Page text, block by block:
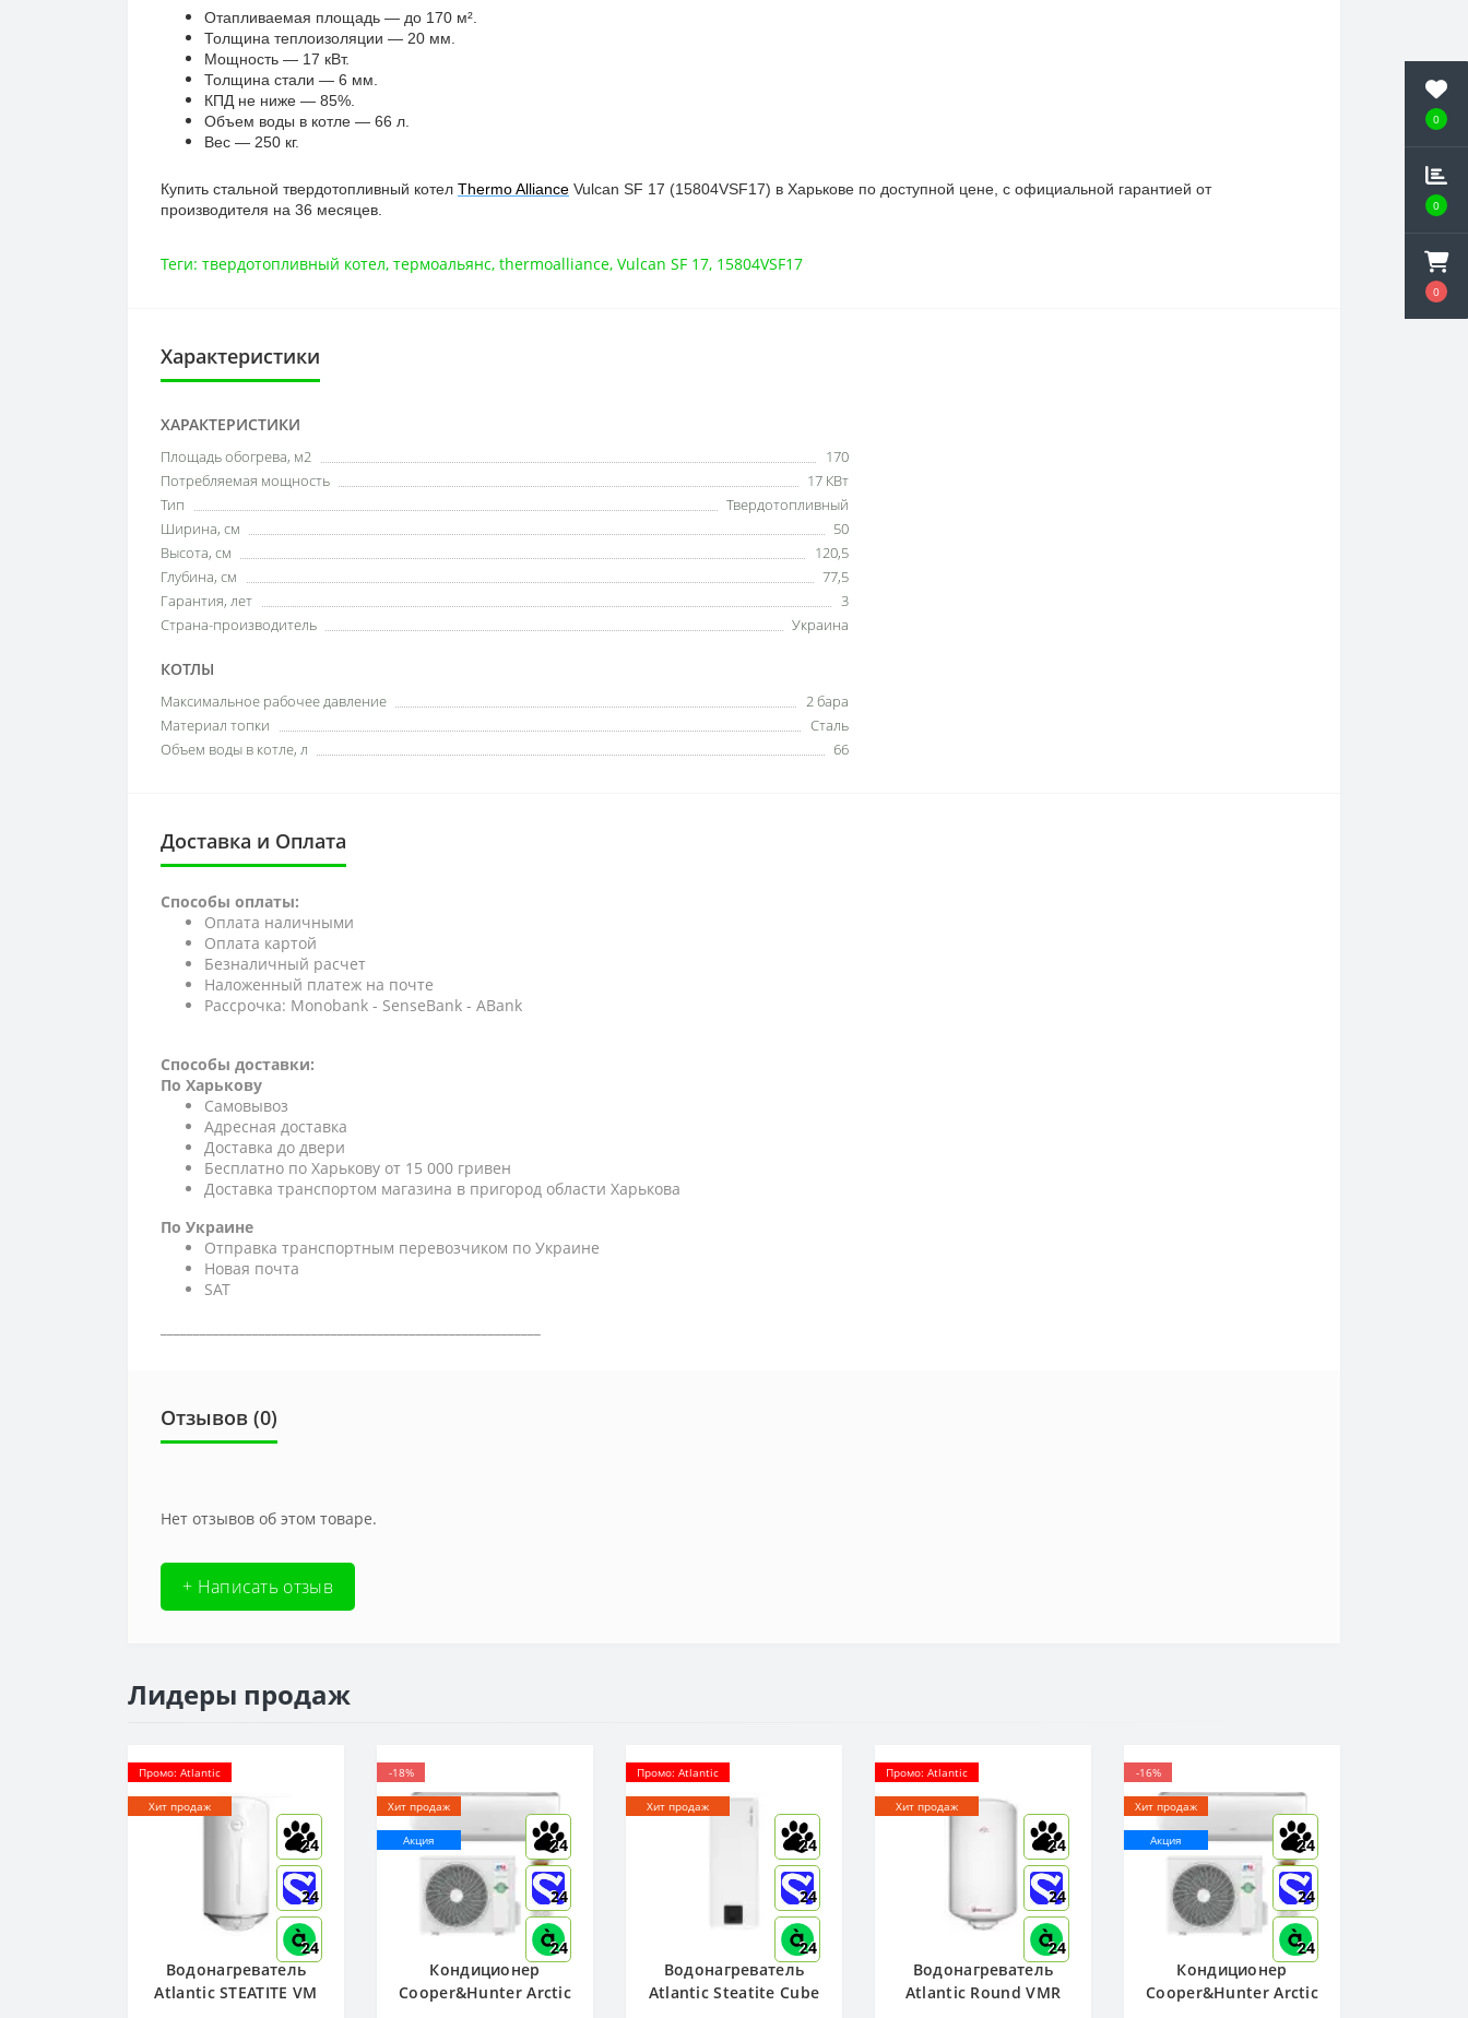
0
0
0
Отапливаемая площадь — до 170 м².
Толщина теплоизоляции — 20 мм.
Мощность — 17 кВт.
Толщина стали — 6 мм.
КПД не ниже — 85%.
Объем воды в котле — 66 л.
Вес — 250 кг.
Купить стальной твердотопливный котел Thermo Alliance Vulcan SF 17 (15804VSF17) в Харькове по доступной цене, с официальной гарантией от
производителя на 36 месяцев.
Теги: твердотопливный котел, термоальянс, thermoalliance, Vulcan SF 17, 15804VSF17
Характеристики
ХАРАКТЕРИСТИКИ
Площадь обогрева, м2
170
Потребляемая мощность
17 КВт
Тип
Твердотопливный
Ширина, см
50
Высота, см
120,5
Глубина, см
77,5
Гарантия, лет
3
Страна-производитель
Украина
КОТЛЫ
Максимальное рабочее давление
2 бара
Материал топки
Сталь
Объем воды в котле, л
66
Доставка и Оплата
Способы оплаты:
Оплата наличными
Оплата картой
Безналичный расчет
Наложенный платеж на почте
Рассрочка: Monobank - SenseBank - АBank
Способы доставки:
По Харькову
Самовывоз
Адресная доставка
Доставка до двери
Бесплатно по Харькову от 15 000 гривен
Доставка транспортом магазина в пригород области Харькова
По Украине
Отправка транспортным перевозчиком по Украине
Новая почта
SAT
Отзывов (0)
Нет отзывов об этом товаре.
+ Написать отзыв
Лидеры продаж
Промо: Atlantic
Хит продаж
24
24
24
Водонагреватель
Atlantic STEATITE VM
-18%
Хит продаж
Акция 24
24
24
Кондиционер
Cooper&Hunter Arctic
Промо: Atlantic
Хит продаж
24
24
24
Водонагреватель
Atlantic Steatite Cube
Промо: Atlantic
Хит продаж
24
24
24
Водонагреватель
Atlantic Round VMR
-16%
Хит продаж
Акция 24
24
24
Кондиционер
Cooper&Hunter Arctic